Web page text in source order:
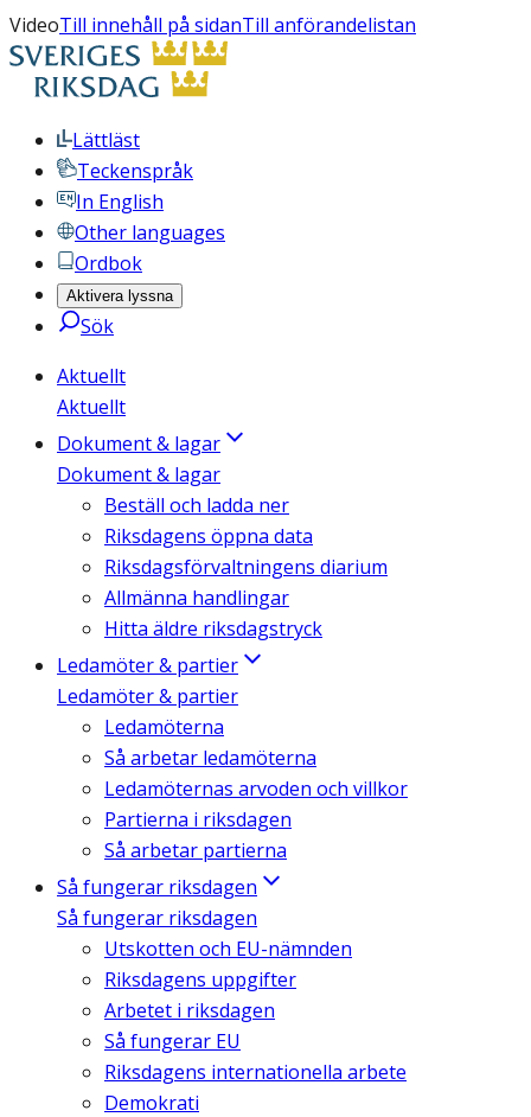
VideoTill innehåll på sidanTill anförandelistan
Lättläst
Teckenspråk
In English
Other languages
Ordbok
Aktivera lyssna
Sök
Aktuellt
Aktuellt
Dokument & lagar
Dokument & lagar
Beställ och ladda ner
Riksdagens öppna data
Riksdagsförvaltningens diarium
Allmänna handlingar
Hitta äldre riksdagstryck
Ledamöter & partier
Ledamöter & partier
Ledamöterna
Så arbetar ledamöterna
Ledamöternas arvoden och villkor
Partierna i riksdagen
Så arbetar partierna
Så fungerar riksdagen
Så fungerar riksdagen
Utskotten och EU-nämnden
Riksdagens uppgifter
Arbetet i riksdagen
Så fungerar EU
Riksdagens internationella arbete
Demokrati